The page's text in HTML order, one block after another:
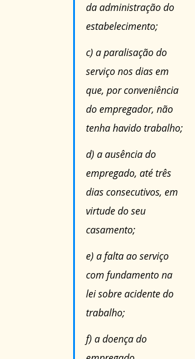
da administração do
estabelecimento;
c) a paralisação do
serviço nos dias em
que, por conveniência
do empregador, não
tenha havido trabalho;
d) a ausência do
empregado, até três
dias consecutivos, em
virtude do seu
casamento;
e) a falta ao serviço
com fundamento na
lei sobre acidente do
trabalho;
f) a doença do